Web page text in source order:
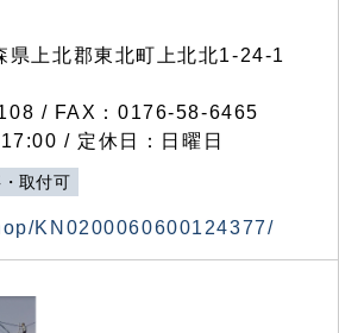
上北郡東北町上北北1-24-1
/ FAX：0176-58-6465
/ 定休日：日曜日
取付可
KN0200060600124377/